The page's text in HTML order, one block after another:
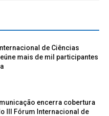
de Ciências
mais de mil participantes
encerra cobertura
III Fórum Internacional de